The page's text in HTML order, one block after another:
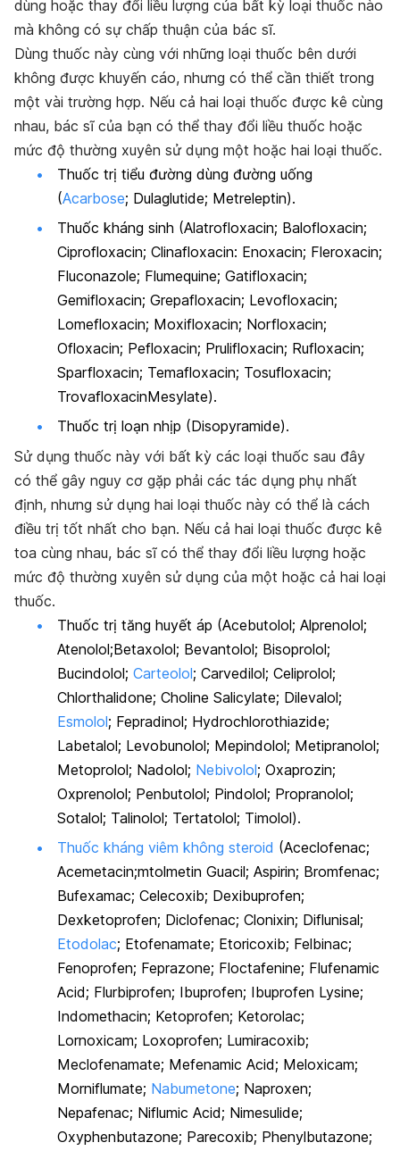
dùng hoặc thay đổi liều lượng của bất kỳ loại thuốc nào
mà không có sự chấp thuận của bác sĩ.
Dùng thuốc này cùng với những loại thuốc bên dưới
không được khuyến cáo, nhưng có thể cần thiết trong
một vài trường hợp. Nếu cả hai loại thuốc được kê cùng
nhau, bác sĩ của bạn có thể thay đổi liều thuốc hoặc
mức độ thường xuyên sử dụng một hoặc hai loại thuốc.
Thuốc trị tiểu đường dùng đường uống
(Acarbose; Dulaglutide; Metreleptin).
Thuốc kháng sinh (Alatrofloxacin; Balofloxacin;
Ciprofloxacin; Clinafloxacin: Enoxacin; Fleroxacin;
Fluconazole; Flumequine; Gatifloxacin;
Gemifloxacin; Grepafloxacin; Levofloxacin;
Lomefloxacin; Moxifloxacin; Norfloxacin;
Ofloxacin; Pefloxacin; Prulifloxacin; Rufloxacin;
Sparfloxacin; Temafloxacin; Tosufloxacin;
TrovafloxacinMesylate).
Thuốc trị loạn nhịp (Disopyramide).
Sử dụng thuốc này với bất kỳ các loại thuốc sau đây
có thể gây nguy cơ gặp phải các tác dụng phụ nhất
định, nhưng sử dụng hai loại thuốc này có thể là cách
điều trị tốt nhất cho bạn. Nếu cả hai loại thuốc được kê
toa cùng nhau, bác sĩ có thể thay đổi liều lượng hoặc
mức độ thường xuyên sử dụng của một hoặc cả hai loại
thuốc.
Thuốc trị tăng huyết áp (Acebutolol; Alprenolol;
Atenolol;Betaxolol; Bevantolol; Bisoprolol;
Bucindolol; Carteolol; Carvedilol; Celiprolol;
Chlorthalidone; Choline Salicylate; Dilevalol;
Esmolol; Fepradinol; Hydrochlorothiazide;
Labetalol; Levobunolol; Mepindolol; Metipranolol;
Metoprolol; Nadolol; Nebivolol; Oxaprozin;
Oxprenolol; Penbutolol; Pindolol; Propranolol;
Sotalol; Talinolol; Tertatolol; Timolol).
Thuốc kháng viêm không steroid (Aceclofenac;
Acemetacin;mtolmetin Guacil; Aspirin; Bromfenac;
Bufexamac; Celecoxib; Dexibuprofen;
Dexketoprofen; Diclofenac; Clonixin; Diflunisal;
Etodolac; Etofenamate; Etoricoxib; Felbinac;
Fenoprofen; Feprazone; Floctafenine; Flufenamic
Acid; Flurbiprofen; Ibuprofen; Ibuprofen Lysine;
Indomethacin; Ketoprofen; Ketorolac;
Lornoxicam; Loxoprofen; Lumiracoxib;
Meclofenamate; Mefenamic Acid; Meloxicam;
Morniflumate; Nabumetone; Naproxen;
Nepafenac; Niflumic Acid; Nimesulide;
Oxyphenbutazone; Parecoxib; Phenylbutazone;